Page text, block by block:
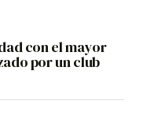
con el mayor
por un club